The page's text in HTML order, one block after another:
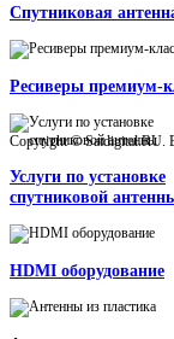
Спутниковая
Ресиверы премиум-
Услуги по установке
спутниковой
HDMI оборудование
Copyright © Satdigital.RU.